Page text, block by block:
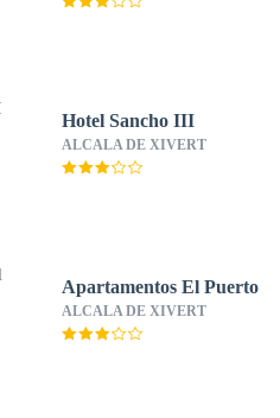
Hotel Sancho III
ALCALA DE XIVERT
Apartamentos El Puerto
ALCALA DE XIVERT